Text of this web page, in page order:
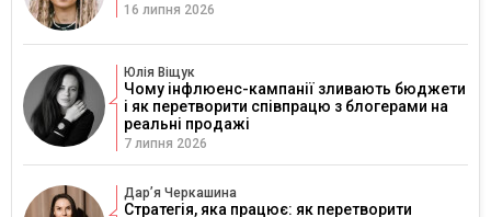
16 липня 2026
Юлія Віщук
Чому інфлюенс-кампанії зливають бюджети
і як перетворити співпрацю з блогерами на
реальні продажі
7 липня 2026
Дарʼя Черкашина
Стратегія, яка працює: як перетворити